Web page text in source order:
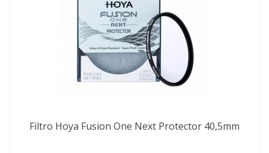
Filtro Hoya Fusion One Next Protector 40,5mm